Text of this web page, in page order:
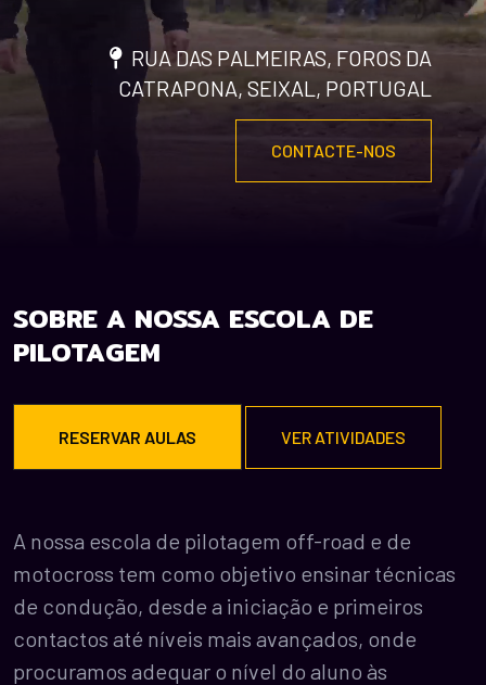
RUA DAS PALMEIRAS, FOROS DA
CATRAPONA, SEIXAL, PORTUGAL
CONTACTE-NOS
SOBRE A NOSSA ESCOLA DE
PILOTAGEM
RESERVAR AULAS VER ATIVIDADES
A nossa escola de pilotagem off-road e de
motocross tem como objetivo ensinar técnicas
de condução, desde a iniciação e primeiros
contactos até níveis mais avançados, onde
procuramos adequar o nível do aluno às